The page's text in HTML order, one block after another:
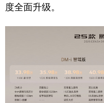
人居
乡村振兴
度全面升级。